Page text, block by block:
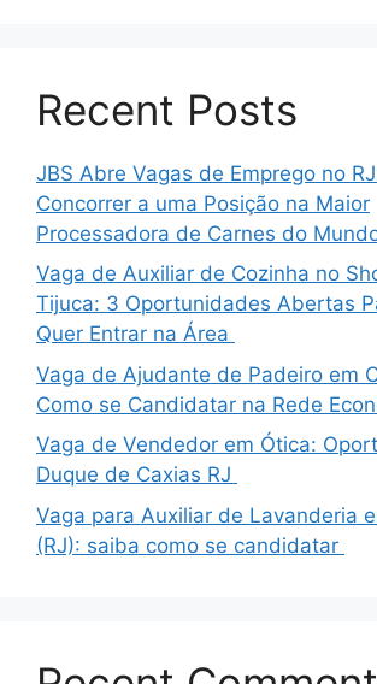
Recent Posts
JBS Abre Vagas de Emprego no
Concorrer a uma Posição na Maior
Processadora de Carnes do
Vaga de Auxiliar de Cozinha no
Tijuca: 3 Oportunidades Abertas
Quer Entrar na Área
Vaga de Ajudante de Padeiro em
Como se Candidatar na Rede
Vaga de Vendedor em Ótica:
Duque de Caxias RJ
Vaga para Auxiliar de Lavanderia
(RJ): saiba como se candidatar